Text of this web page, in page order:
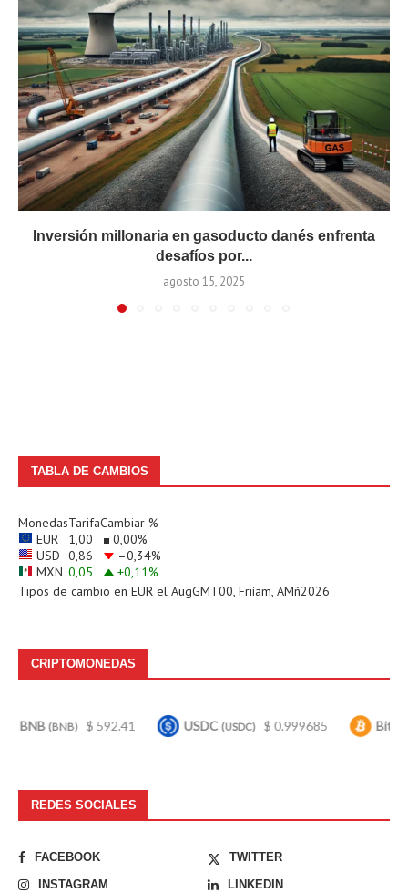
Inversión millonaria en gasoducto danés enfrenta
desafíos por...
agosto 15, 2025
TABLA DE CAMBIOS
MonedasTarifaCambiar %
EUR
1,00 0,00%
USD 0,86 –0,34%
MXN 0,05 +0,11%
Tipos de cambio en EUR el AugGMT00, Friíam, AMñ2026
CRIPTOMONEDAS
(BNB) $ 592.41 USDC(USDC) $ 0.999685 Bitcoin (BTC)
REDES SOCIALES
FACEBOOK
TWITTER
INSTAGRAM
LINKEDIN